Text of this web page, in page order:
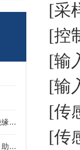
三菱永磁电机为什么大多使用绝缘盖吗?这里给您做介绍
三菱张力检测器赋能智能制造：助力卷材生产线实现张力闭环控制与效率提升
[采
[控
[输
[输
[传
[传